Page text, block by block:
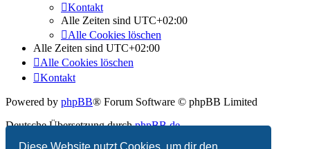
Diese Website nutzt Cookies, um dir den
Kontakt
Alle Zeiten sind UTC+02:00
Alle Cookies löschen
Alle Zeiten sind UTC+02:00
Alle Cookies löschen
Kontakt
Powered by phpBB® Forum Software © phpBB Limited
Deutsche Übersetzung durchphpBB.de